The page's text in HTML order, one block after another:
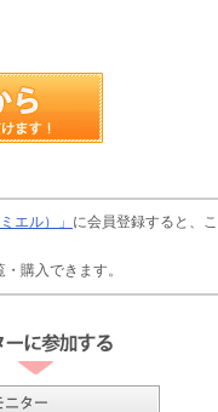
エル）」 に会員登録すると、
・購入できます。